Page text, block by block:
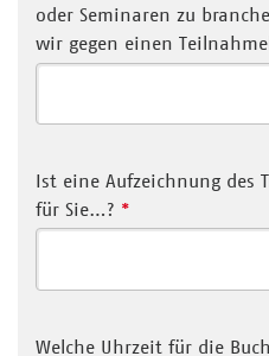
oder Seminaren zu
wir gegen einen
Ist eine Aufzeichnung des
für Sie…? *
Welche Uhrzeit für die